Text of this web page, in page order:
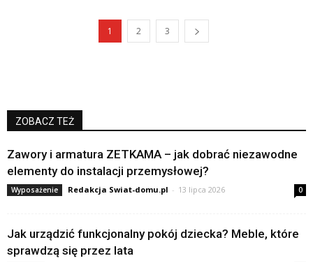
1 2 3
ZOBACZ TEŻ
Zawory i armatura ZETKAMA – jak dobrać niezawodne
elementy do instalacji przemysłowej?
Wyposażenie Redakcja Swiat-domu.pl - 13 lipca 2026 0
Jak urządzić funkcjonalny pokój dziecka? Meble, które
sprawdzą się przez lata